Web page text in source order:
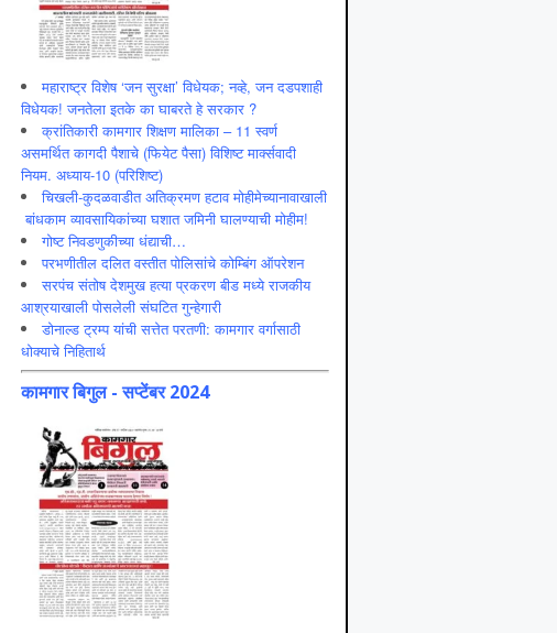
महाराष्ट्र विशेष ‘जन सुरक्षा’ विधेयक; नव्हे, जन दडपशाही
विधेयक! जनतेला इतके का घाबरते हे सरकार ?
क्रांतिकारी कामगार शिक्षण मालिका – 11 स्वर्ण
असमर्थित कागदी पैशाचे (फियेट पैसा) विशिष्ट मार्क्सवादी
नियम. अध्याय-10 (परिशिष्ट)
चिखली-कुदळवाडीत अतिक्रमण हटाव मोहीमेच्यानावाखाली
बांधकाम व्यावसायिकांच्या घशात जमिनी घालण्याची मोहीम!
गोष्ट निवडणुकीच्या धंद्याची…
परभणीतील दलित वस्तीत पोलिसांचे कोम्बिंग ऑपरेशन
सरपंच संतोष देशमुख हत्या प्रकरण बीड मध्ये राजकीय
आश्रयाखाली पोसलेली संघटित गुन्हेगारी
डोनाल्ड ट्रम्प यांची सत्तेत परतणी: कामगार वर्गासाठी
धोक्याचे निहितार्थ
कामगार बिगुल - सप्टेंबर 2024